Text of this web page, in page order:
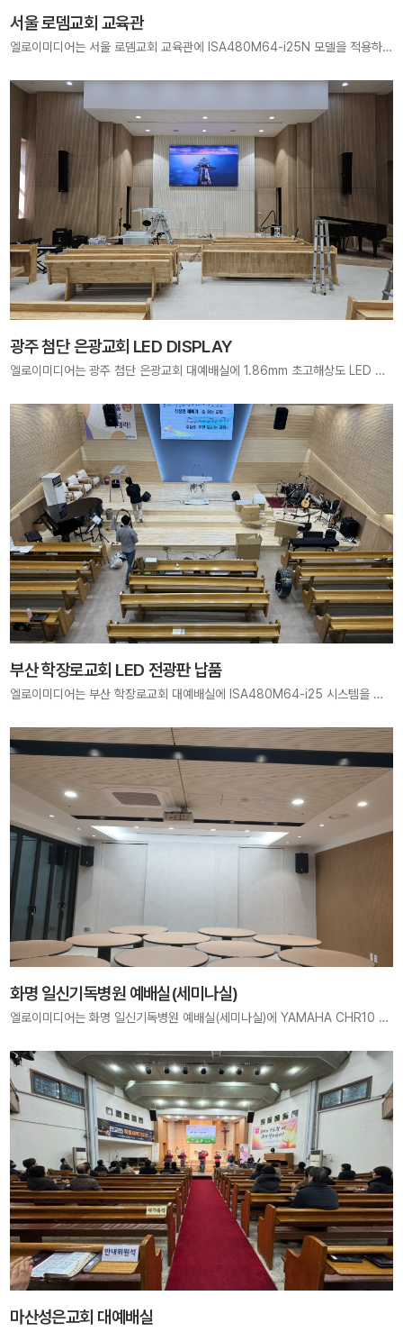
서울 로뎀교회 교육관
엘로이미디어는 서울 로뎀교회 교육관에 ISA480M64-i25N 모델을 적용하여 7680mm × 1920mm 크기, 3072×768 pixels 해상도의 초고해상도 LED DISPLAY를 구축하였습니다. 선명한 찬양과 말씀, 생생한 교육 콘텐츠 전달을 지원하는 공간을 완성했습니다.
광주 첨단 은광교회 LED DISPLAY
엘로이미디어는 광주 첨단 은광교회 대예배실에 1.86mm 초고해상도 LED Display(3200mm × 1920mm, 1720×1032 pixels)를 구축하여, 말씀과 찬양이 더욱 선명하게 전달되는 예배 공간을 완성하였습니다. 선명한 화면으로 은혜를 또렷하게 전하는 데 기여하고 있습니다.
부산 학장로교회 LED 전광판 납품
엘로이미디어는 부산 학장로교회 대예배실에 ISA480M64-i25 시스템을 적용하여, 3200mm × 1920mm 크기의 대형 LED Display를 구축하였습니다. 고해상도 LED 스크린을 통해 말씀은 더욱 선명하게, 찬양은 더욱 깊이 울려 퍼지는 예배 공간을 완성하였습니다. 모든 성도가 하나님의 은혜 안에서 온전히 집중할 수 있도록, 엘로이미디어는 품질과 안정성을 최우선으로 한 최적의 영상 환경을 제공합니다.
화명 일신기독병원 예배실(세미나실)
엘로이미디어는 화명 일신기독병원 예배실(세미나실)에 YAMAHA CHR10 메인 스피커, PM3 디지털 믹싱 콘솔, DBR10 모니터 시스템을 구축하여, 예배와 세미나, 다양한 모임에서 안정적이고 선명한 사운드를 제공합니다. 은혜로운 예배와 전문적인 세미나를 위한 최적의 음향 환경을 조성하며, 엘로이미디어는 품질 높은 솔루션과 세심한 시공으로 고객의 신뢰에 응답하고 있습니다.
마산성은교회 대예배실